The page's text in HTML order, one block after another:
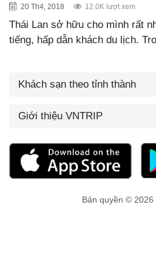
20 Th4, 2018 12.0K lượt xem
Thái Lan sở hữu cho mình rất
tiếng, hấp dẫn khách du lịch.
Khách sạn theo tỉnh thành
Giới thiệu VNTRIP
Bản quyền © 2026